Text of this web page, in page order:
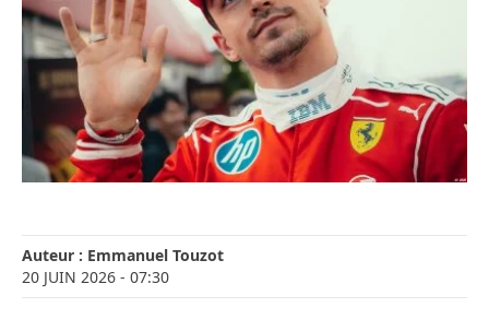
Auteur : Emmanuel Touzot
20 JUIN 2026 - 07:30